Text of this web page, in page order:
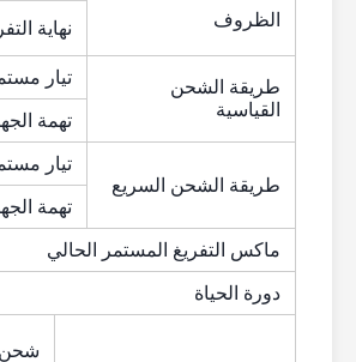
الظروف
نهاية
طريقة الشحن
القياسية
تيار
تهمة
طريقة الشحن السريع
تيار
تهمة
ماكس التفريغ المستمر الحالي
دورة الحياة
شحن